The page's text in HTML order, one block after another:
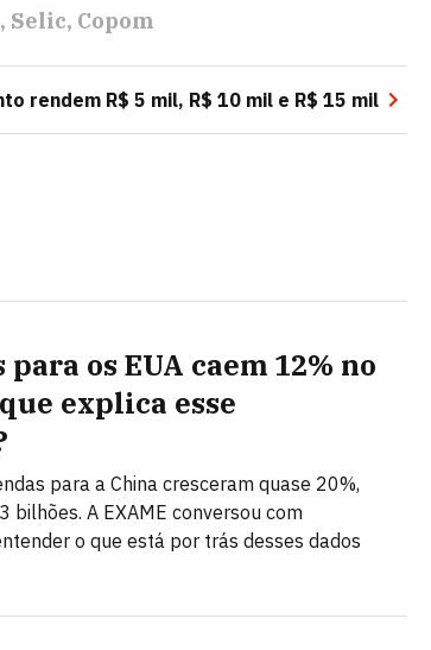
Selic Copom
rendem R$ 5 mil, R$ 10 mil e R$ 15 mil
os EUA caem 12% no
explica esse
para a China cresceram quase 20%,
bilhões. A EXAME conversou com
o que está por trás desses dados